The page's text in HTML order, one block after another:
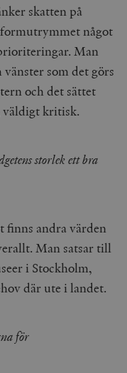
skatten på
något
Man
som det görs
och det sättet
väldigt kritisk.
storlek ett bra
finns andra värden
Man satsar till
i Stockholm,
där ute i landet.
för